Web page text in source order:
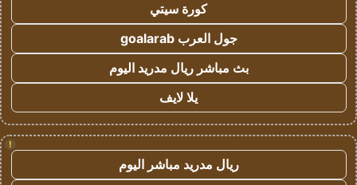
كورة سيتي
جول العرب goalarab
بث مباشر ريال مدريد اليوم
يلا لايف
!
ريال مدريد مباشر اليوم